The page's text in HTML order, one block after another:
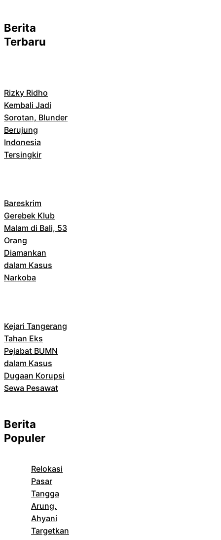
Berita
Terbaru
Rizky Ridho
Kembali Jadi
Sorotan, Blunder
Berujung
Indonesia
Tersingkir
Bareskrim
Gerebek Klub
Malam di Bali, 53
Orang
Diamankan
dalam Kasus
Narkoba
Kejari Tangerang
Tahan Eks
Pejabat BUMN
dalam Kasus
Dugaan Korupsi
Sewa Pesawat
Berita
Populer
Relokasi
Pasar
Tangga
Arung,
Ahyani
Targetkan